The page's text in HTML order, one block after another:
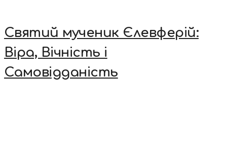
Святий мученик Єлевферій:
Віра, Вічність і
Самовідданість